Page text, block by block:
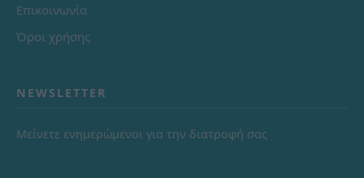
Επικοινωνία
Όροι χρήσης
NEWSLETTER
Μείνετε ενημερώμενοι για την διατροφή σας